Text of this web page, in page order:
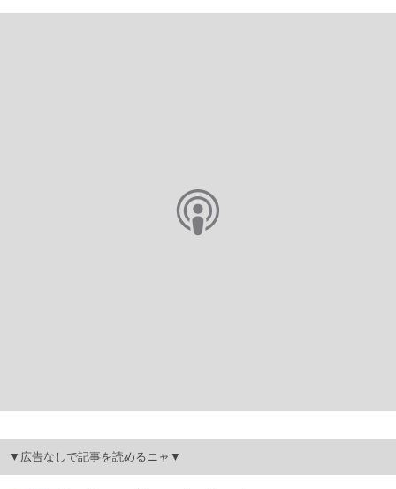
▼広告なしで記事を読めるニャ▼